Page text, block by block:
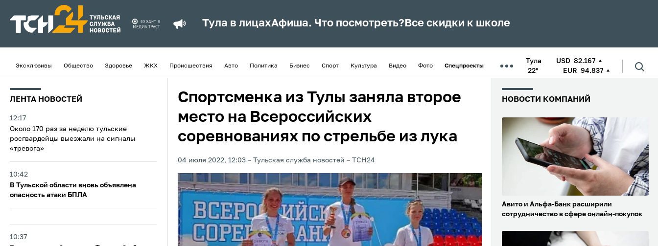
Тула в лицахАфиша. Что посмотреть? Все скидки к школе
Эксклюзивы Общество Здоровье ЖКХ Происшествия Авто Политика Бизнес Спорт Культура Видео Фото Спецпроекты
Тула
22°
USD 82.167
EUR 94.837
ЛЕНТА НОВОСТЕЙ
12:17
Около 170 раз за неделю тульские
росгвардейцы выезжали на сигналы
«тревога»
10:42
В Тульской области вновь объявлена
опасность атаки БПЛА
10:37
Спортсменка из Тулы заняла второе
место на Всероссийских
соревнованиях по стрельбе из лука
04 июля 2022, 12:03 Тульская служба новостей ТСН24
НОВОСТИ КОМПАНИЙ
Авито и Альфа-Банк расширили
сотрудничество в сфере онлайн-покупок